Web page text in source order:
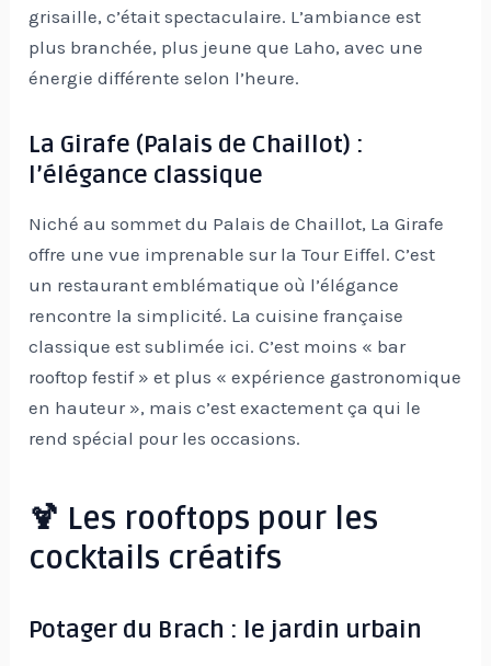
grisaille, c’était spectaculaire. L’ambiance est
plus branchée, plus jeune que Laho, avec une
énergie différente selon l’heure.
La Girafe (Palais de Chaillot) :
l’élégance classique
Niché au sommet du Palais de Chaillot, La Girafe
offre une vue imprenable sur la Tour Eiffel. C’est
un restaurant emblématique où l’élégance
rencontre la simplicité. La cuisine française
classique est sublimée ici. C’est moins « bar
rooftop festif » et plus « expérience gastronomique
en hauteur », mais c’est exactement ça qui le
rend spécial pour les occasions.
🍹 Les rooftops pour les
cocktails créatifs
Potager du Brach : le jardin urbain